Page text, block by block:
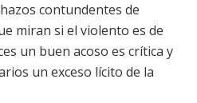
contundentes de
miran si el violento es de
un buen acoso es crítica y
un exceso lícito de la